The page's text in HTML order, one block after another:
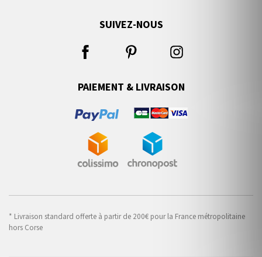
SUIVEZ-NOUS
PAIEMENT & LIVRAISON
* Livraison standard offerte à partir de 200€ pour la France métropolitaine
hors Corse